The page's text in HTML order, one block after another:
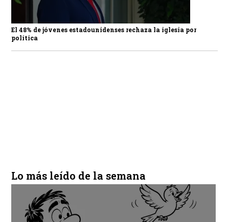
El 48% de jóvenes estadounidenses rechaza la iglesia por
política
Lo más leído de la semana